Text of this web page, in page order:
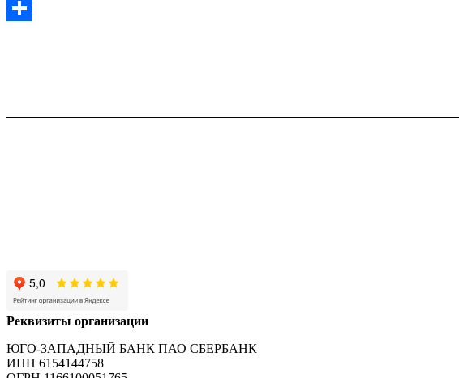
Viber
Реквизиты организации
ЮГО-ЗАПАДНЫЙ БАНК ПАО СБЕРБАНК
ИНН 6154144758